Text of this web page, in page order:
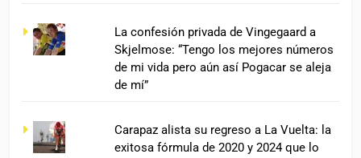
La confesión privada de Vingegaard a
Skjelmose: “Tengo los mejores números
de mi vida pero aún así Pogacar se aleja
de mí”
Carapaz alista su regreso a La Vuelta: la
exitosa fórmula de 2020 y 2024 que lo